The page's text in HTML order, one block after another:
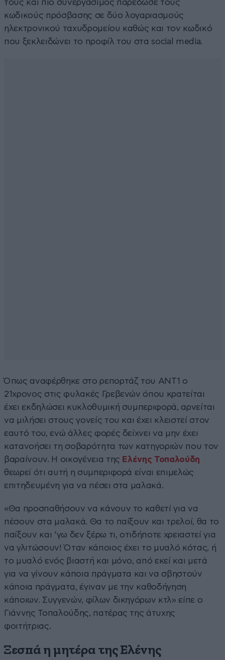
τους και πιο συνεργάσιμος παρέδωσε τους
κωδικούς πρόσβασης σε δύο λογαριασμούς
ηλεκτρονικού ταχυδρομείου καθώς και τον κωδικό
που ξεκλειδώνει το προφίλ του στα social media.
Όπως αναφέρθηκε στο ρεπορτάζ του ΑΝΤ1 ο
21χρονος στις φυλακές Γρεβενών όπου κρατείται
έχει εκδηλώσει κυκλοθυμική συμπεριφορά, αρνείται
να μιλήσει στους γονείς του και έχει κλειστεί στον
εαυτό του, ενώ άλλες φορές δείχνει να μην έχει
κατανοήσει τη σοβαρότητα των κατηγοριών που τον
βαραίνουν. Η οικογένεια της Ελένης Τοπαλούδη
θεωρεί ότι αυτή η συμπεριφορά είναι επιμελώς
επιτηδευμένη για να πέσει στα μαλακά.
«Θα προσπαθήσουν να κάνουν το καθετί για να
πέσουν στα μαλακά. Θα το παίξουν και τρελοί, θα το
παίξουν και ‘γω δεν ξέρω τι, οτιδήποτε χρειαστεί για
να γλιτώσουν! Όταν κάποιος έχει το μυαλό κότας, ή
το μυαλό ενός βιαστή και μόνο, από εκεί και μετά
για να γίνουν κάποια πράγματα και να σβηστούν
κάποια πράγματα, έγιναν με την καθοδήγηση
κάποιων. Συγγενών, φίλων δικηγόρων κτλ» είπε ο
Γιάννης Τοπαλούδης, πατέρας της άτυχης
φοιτήτριας.
Ξεσπά η μητέρα της Ελένης